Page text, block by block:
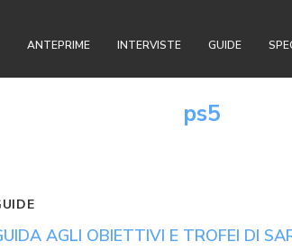
ANTEPRIME INTERVISTE GUIDE
ps5
AGLI OBIETTIVI E TROFEI DI